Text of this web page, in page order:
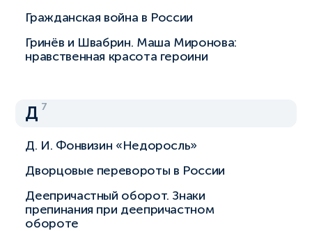
Гражданская война в России
Гринёв и Швабрин. Маша Миронова:
нравственная красота героини
Д 7
Д. И. Фонвизин «Недоросль»
Дворцовые перевороты в России
Деепричастный оборот. Знаки
препинания при деепричастном
обороте